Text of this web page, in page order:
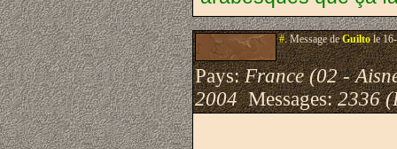
#.Message deGuiltole
Pays:France (02 -
2004Messages:2336